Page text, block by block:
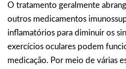
O tratamento geralmente
outros medicamentos
inflamatórios para diminuir os
exercícios oculares podem
medicação. Por meio de várias